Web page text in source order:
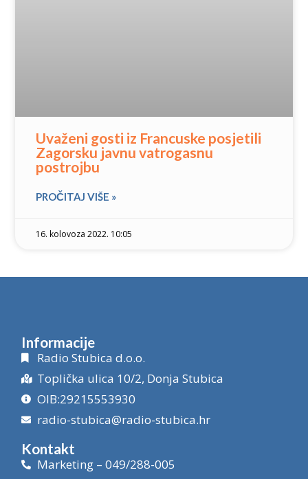
Uvaženi gosti iz Francuske posjetili
Zagorsku javnu vatrogasnu
postrojbu
PROČITAJ VIŠE »
16. kolovoza 2022. 10:05
Informacije
Radio Stubica d.o.o.
Toplička ulica 10/2, Donja Stubica
OIB:29215553930
radio-stubica@radio-stubica.hr
Kontakt
Marketing – 049/288-005